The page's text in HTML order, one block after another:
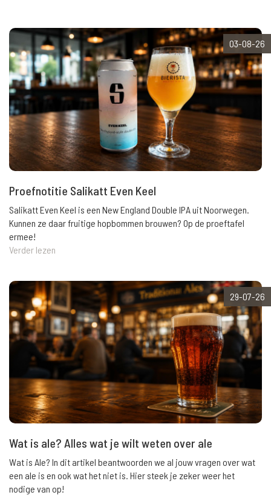
03-08-26
Proefnotitie Salikatt Even Keel
Salikatt Even Keel is een New England Double IPA uit Noorwegen.
Kunnen ze daar fruitige hopbommen brouwen? Op de proeftafel
ermee!
Verder lezen
29-07-26
Wat is ale? Alles wat je wilt weten over ale
Wat is Ale? In dit artikel beantwoorden we al jouw vragen over wat
een ale is en ook wat het niet is. Hier steek je zeker weer het
nodige van op!